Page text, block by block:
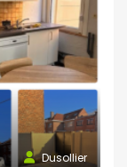
Dusollier